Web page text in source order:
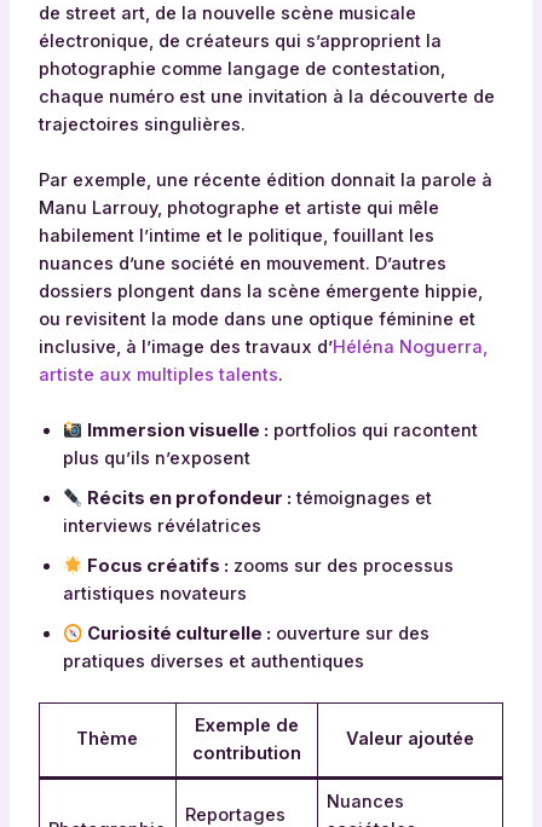
de street art, de la nouvelle scène musicale
électronique, de créateurs qui s’approprient la
photographie comme langage de contestation,
chaque numéro est une invitation à la découverte de
trajectoires singulières.
Par exemple, une récente édition donnait la parole à
Manu Larrouy, photographe et artiste qui mêle
habilement l’intime et le politique, fouillant les
nuances d’une société en mouvement. D’autres
dossiers plongent dans la scène émergente hippie,
ou revisitent la mode dans une optique féminine et
inclusive, à l’image des travaux d’Héléna Noguerra,
artiste aux multiples talents.
Immersion visuelle : portfolios qui racontent
plus qu’ils n’exposent
Récits en profondeur : témoignages et
interviews révélatrices
Focus créatifs : zooms sur des processus
artistiques novateurs
Curiosité culturelle : ouverture sur des
pratiques diverses et authentiques
Thème
Exemple de
contribution
Valeur ajoutée
Reportages
Nuances